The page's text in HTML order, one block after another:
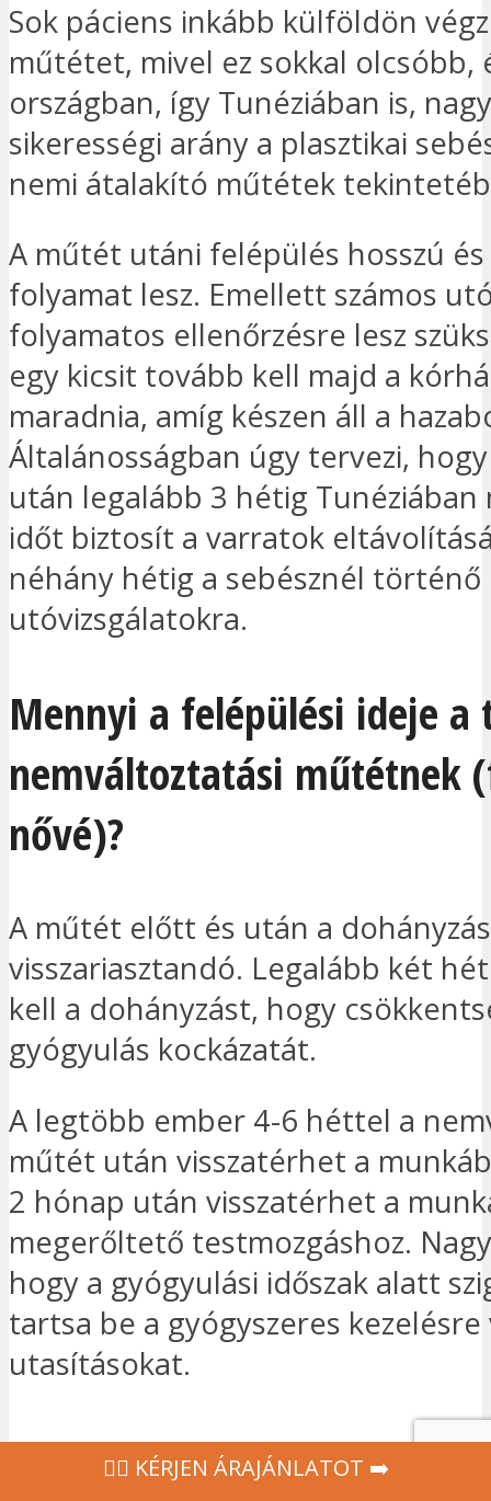
Sok páciens inkább külföldön
műtétet, mivel ez sokkal olcsóbb,
országban, így Tunéziában is,
sikerességi arány a plasztikai
nemi átalakító műtétek
A műtét utáni felépülés hosszú
folyamat lesz. Emellett számos
folyamatos ellenőrzésre lesz
egy kicsit tovább kell majd a
maradnia, amíg készen áll a
Általánosságban úgy tervezi,
után legalább 3 hétig Tunéziában
időt biztosít a varratok
néhány hétig a sebésznél történő
utóvizsgálatokra.
Mennyi a felépülési ideje a
nemváltoztatási műtétnek
nővé)?
A műtét előtt és után a
visszariasztandó. Legalább két
kell a dohányzást, hogy
gyógyulás kockázatát.
A legtöbb ember 4-6 héttel a
műtét után visszatérhet a
2 hónap után visszatérhet a
megerőltető testmozgáshoz.
hogy a gyógyulási időszak alatt
tartsa be a gyógyszeres
utasításokat.
‍👩‍⚕ KÉRJEN ÁRAJÁNLATOT ➡️